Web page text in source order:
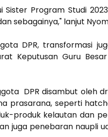
Program Studi
sebagainya," lanjut
DPR, transformasi
Keputusan Guru
DPR disambut oleh
prasarana, seperti
produk kelautan dan
juga penebaran